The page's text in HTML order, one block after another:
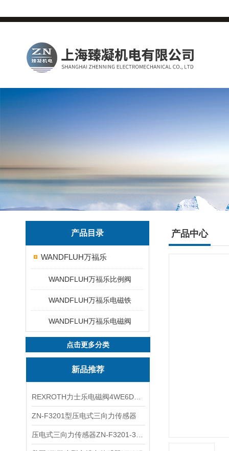
产品目录
WANDFLUH万福乐
WANDFLUH万福乐比例阀
WANDFLUH万福乐电磁铁
WANDFLUH万福乐电磁阀
点击更多分类
新品推荐
ZN-F3201型压电式三向力传感器
产品中心